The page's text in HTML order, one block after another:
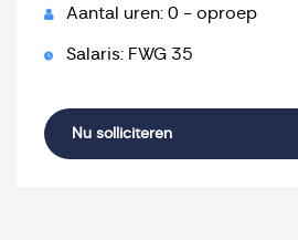
Aantal uren: 0 - oproep
Salaris: FWG 35
Nu solliciteren